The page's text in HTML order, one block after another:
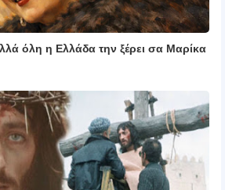
όλη η Ελλάδα την ξέρει σα Μαρίκα